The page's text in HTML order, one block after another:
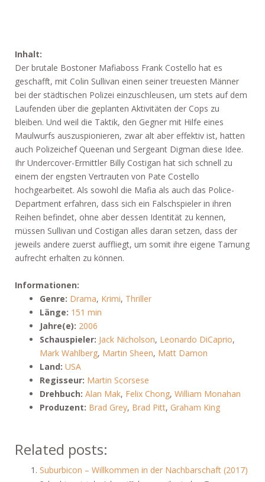
Inhalt:
Der brutale Bostoner Mafiaboss Frank Costello hat es
geschafft, mit Colin Sullivan einen seiner treuesten Männer
bei der städtischen Polizei einzuschleusen, um stets auf dem
Laufenden über die geplanten Aktivitäten der Cops zu
bleiben. Und weil die Taktik, den Gegner mit Hilfe eines
Maulwurfs auszuspionieren, zwar alt aber effektiv ist, hatten
auch Polizeichef Queenan und Sergeant Digman diese Idee.
Ihr Undercover-Ermittler Billy Costigan hat sich schnell zu
einem der engsten Vertrauten von Pate Costello
hochgearbeitet. Als sowohl die Mafia als auch das Police-
Department erfahren, dass sich ein Falschspieler in ihren
Reihen befindet, ohne aber dessen Identität zu kennen,
müssen Sullivan und Costigan alles daran setzen, dass der
jeweils andere zuerst auffliegt, um somit ihre eigene Tarnung
aufrecht erhalten zu können.
Informationen:
Genre: Drama, Krimi, Thriller
Länge: 151 min
Jahre(e): 2006
Schauspieler: Jack Nicholson, Leonardo DiCaprio,
Mark Wahlberg, Martin Sheen, Matt Damon
Land: USA
Regisseur: Martin Scorsese
Drehbuch: Alan Mak, Felix Chong, William Monahan
Produzent: Brad Grey, Brad Pitt, Graham King
Related posts:
Suburbicon – Willkommen in der Nachbarschaft (2017)